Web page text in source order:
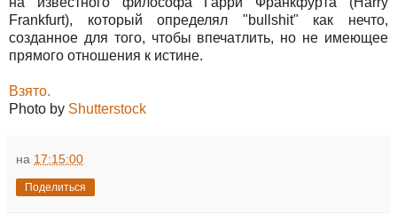
Frankfurt), который определял "bullshit" как нечто,
созданное для того, чтобы впечатлить, но не имеющее
прямого отношения к истине.
Взято.
Photo by Shutterstock
на 17:15:00
Поделиться